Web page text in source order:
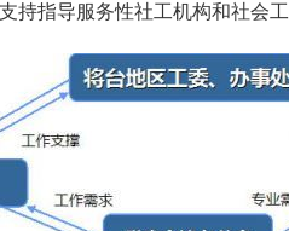
持指导服务性社工机构和社会